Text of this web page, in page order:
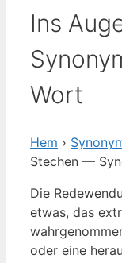
Ins
Wort
Hem ›
Stechen —
Die
etwas, das
oder eine